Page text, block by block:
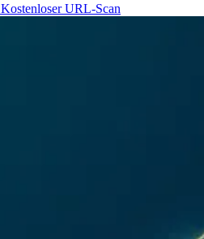
Kostenloser URL-Scan